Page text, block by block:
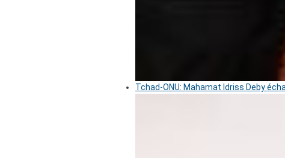
Tchad-ONU: Mahamat Idriss Deby